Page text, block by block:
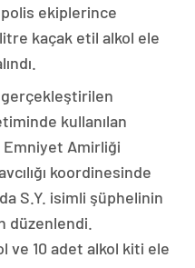
polis ekiplerince
kaçak etil alkol ele
gerçekleştirilen
kullanılan
Amirliği
koordinesinde
S.Y. isimli şüphelinin
düzenlendi.
ve 10 adet alkol kiti ele